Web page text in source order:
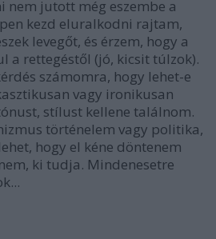
nem jutott még eszembe a
kezd eluralkodni rajtam,
levegőt, és érzem, hogy a
a rettegéstől (jó, kicsit túlzok).
számomra, hogy lehet-e
vagy ironikusan
stílust kellene találnom.
történelem vagy politika,
hogy el kéne döntenem
ki tudja. Mindenesetre